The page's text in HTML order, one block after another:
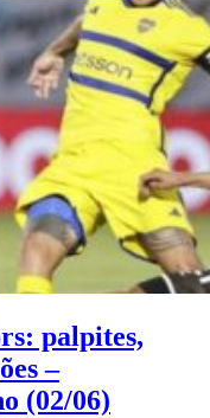
onde assistir e
06)
palpites,
–
(02/06)